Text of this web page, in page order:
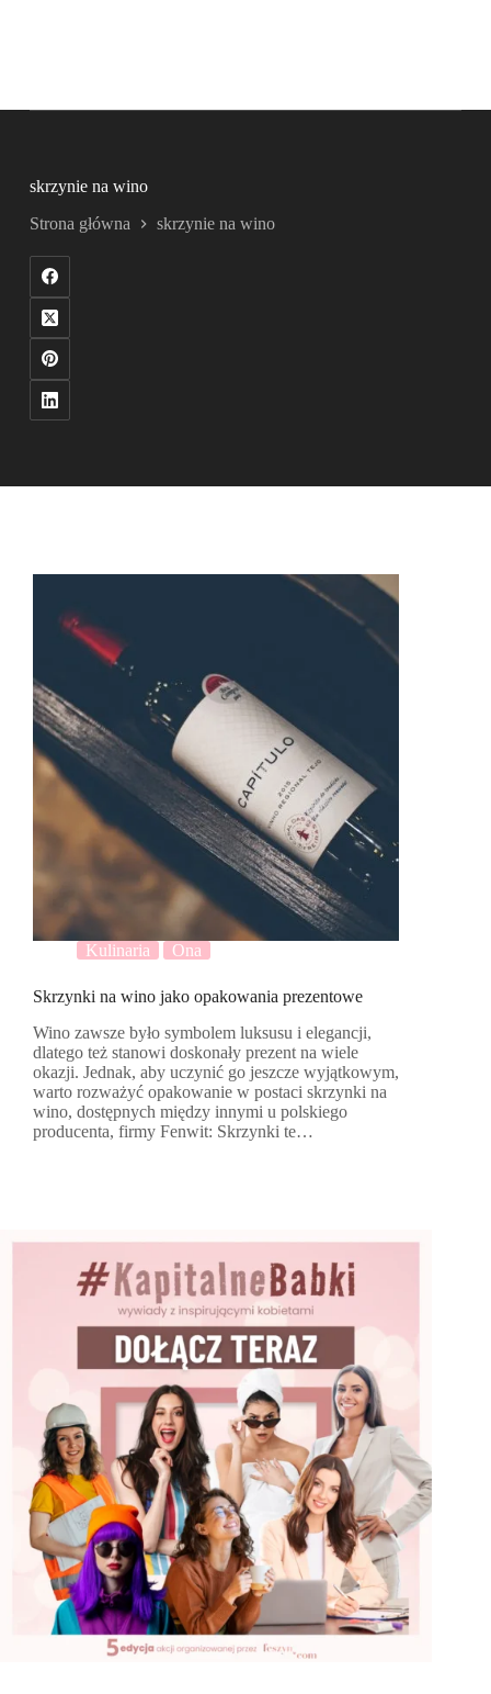
skrzynie na wino
Strona główna skrzynie na wino
Kulinaria Ona
Skrzynki na wino jako opakowania prezentowe
Wino zawsze było symbolem luksusu i elegancji,
dlatego też stanowi doskonały prezent na wiele
okazji. Jednak, aby uczynić go jeszcze wyjątkowym,
warto rozważyć opakowanie w postaci skrzynki na
wino, dostępnych między innymi u polskiego
producenta, firmy Fenwit: Skrzynki te…